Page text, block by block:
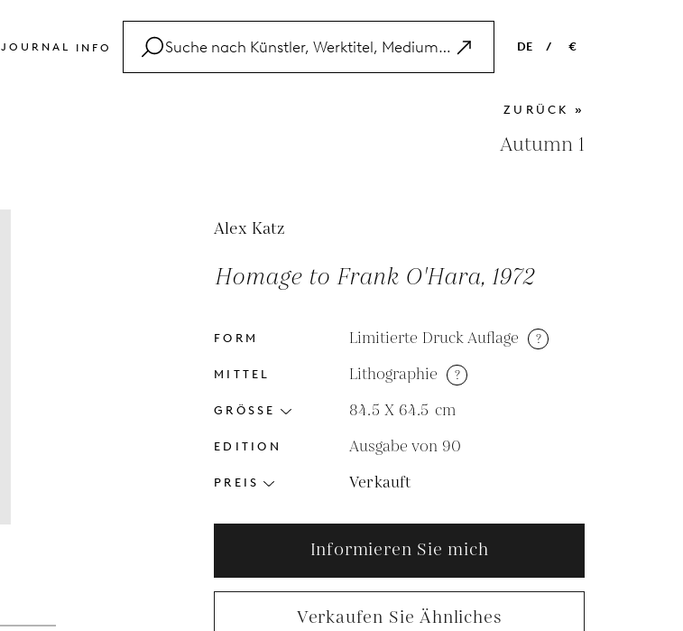
JOURNAL INFO DE
NL
ES
/ €
EUR
GBP
ZURÜCK »
Autumn 1
Alex Katz
Homage to Frank O'Hara, 1972
FORM Limitierte Druck Auflage ?
MITTEL Lithographie ?
GRÖSSE 84.5 X 64.5 cm
EDITION Ausgabe von 90
PREIS Verkauft
Informieren Sie mich
Verkaufen Sie Ähnliches